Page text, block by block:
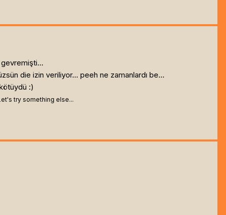
gevremişti...
die izin veriliyor... peeh ne zamanlardı be...
:)
try something else...